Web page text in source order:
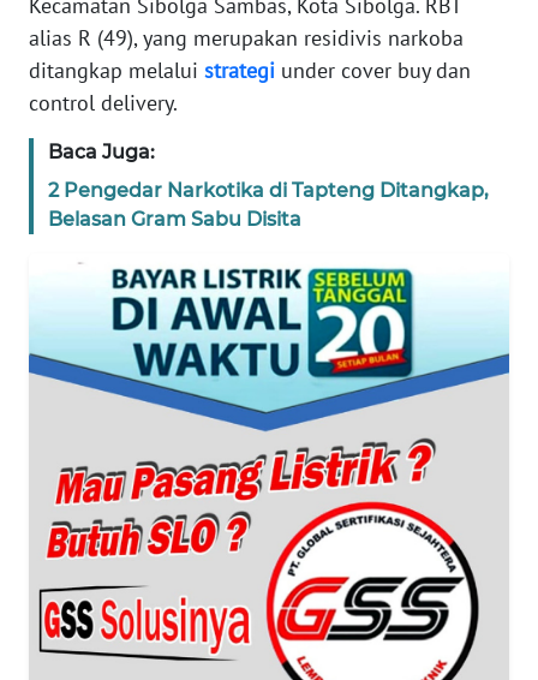
alias R (49), yang merupakan residivis narkoba
ditangkap melalui strategi under cover buy dan
control delivery.
Baca Juga:
2 Pengedar Narkotika di Tapteng Ditangkap,
Belasan Gram Sabu Disita
WN
SUMUT
WN
WN
JABAR
WN
WN
NTT
KEPRI
WN
PAPUA
WN
PAPUA